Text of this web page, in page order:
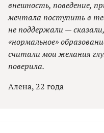
внешность, поведение,
мечтала поступить в
не поддержали —
«нормальное»
считали мои желания
поверила.
Алена, 22 года